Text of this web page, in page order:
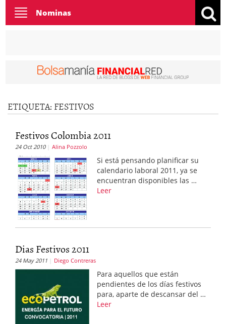
Toggle
navigation
Nominas
ETIQUETA: FESTIVOS
Festivos Colombia 2011
24 Oct 2010 Alina Pozzolo
Si está pensando planificar su
calendario laboral 2011, ya se
encuentran disponibles las …
Leer
Dias Festivos 2011
24 May 2011 Diego Contreras
Para aquellos que están
pendientes de los días festivos
para, aparte de descansar del …
Leer